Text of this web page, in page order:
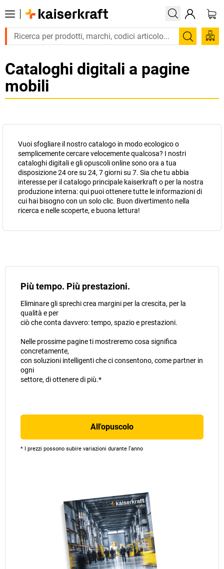
Trova
Cataloghi digitali a pagine
mobili
Vuoi sfogliare il nostro catalogo in modo ecologico o
semplicemente cercare velocemente qualcosa? I nostri
cataloghi digitali e gli opuscoli online sono ora a tua
disposizione 24 ore su 24, 7 giorni su 7. Sia che tu abbia
interesse per il catalogo principale kaiserkraft o per la nostra
produzione interna: qui puoi ottenere tutte le informazioni di
cui hai bisogno con un solo clic. Buon divertimento nella
ricerca e nelle scoperte, e buona lettura!
Più tempo. Più prestazioni.
Eliminare gli sprechi crea margini per la crescita, per la
qualità e per
ciò che conta davvero: tempo, spazio e prestazioni.
Nelle prossime pagine ti mostreremo cosa significa
concretamente,
con soluzioni intelligenti che ci consentono, come partner in
ogni
settore, di ottenere di più.*
All'opuscolo
* I prezzi possono subire variazioni durante l’anno